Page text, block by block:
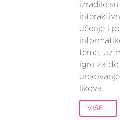
izradile
učenje i
teme, uz
igre za do
likova.
VIŠE...